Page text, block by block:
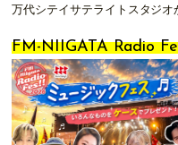
万代シテイサテライトスタジオ
FM-NIIGATA Radio